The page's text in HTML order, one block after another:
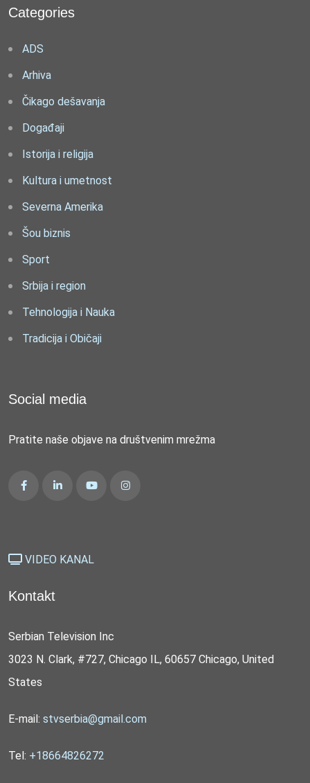
Categories
ADS
Arhiva
Čikago dešavanja
Događaji
Istorija i religija
Kultura i umetnost
Severna Amerika
Šou biznis
Sport
Srbija i region
Tehnologija i Nauka
Tradicija i Običaji
Social media
Pratite naše objave na društvenim mrežma
VIDEO KANAL
Kontakt
Serbian Television Inc
3023 N. Clark, #727, Chicago IL, 60657 Chicago, United
States
E-mail: stvserbia@gmail.com
Tel: +18664826272